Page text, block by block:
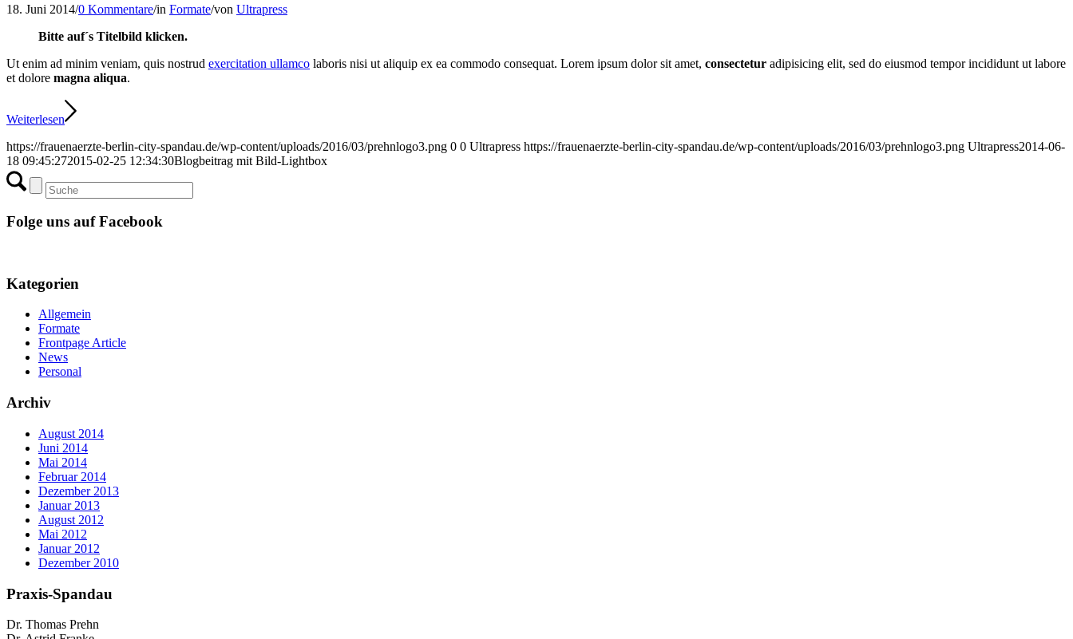
18. Juni 2014/0 Kommentare/in Formate/von Ultrapress
Bitte auf´s Titelbild klicken.
Ut enim ad minim veniam, quis nostrud exercitation ullamco laboris nisi ut aliquip ex ea commodo consequat. Lorem ipsum dolor sit amet, consectetur adipisicing elit, sed do eiusmod tempor incididunt ut labore
et dolore magna aliqua.
Weiterlesen
https://frauenaerzte-berlin-city-spandau.de/wp-content/uploads/2016/03/prehnlogo3.png 0 0 Ultrapress https://frauenaerzte-berlin-city-spandau.de/wp-content/uploads/2016/03/prehnlogo3.png Ultrapress2014-06-
18 09:45:272015-02-25 12:34:30Blogbeitrag mit Bild-Lightbox
Folge uns auf Facebook
Kategorien
Allgemein
Formate
Frontpage Article
News
Personal
Archiv
August 2014
Juni 2014
Mai 2014
Februar 2014
Dezember 2013
Januar 2013
August 2012
Mai 2012
Januar 2012
Dezember 2010
Praxis-Spandau
Dr. Thomas Prehn